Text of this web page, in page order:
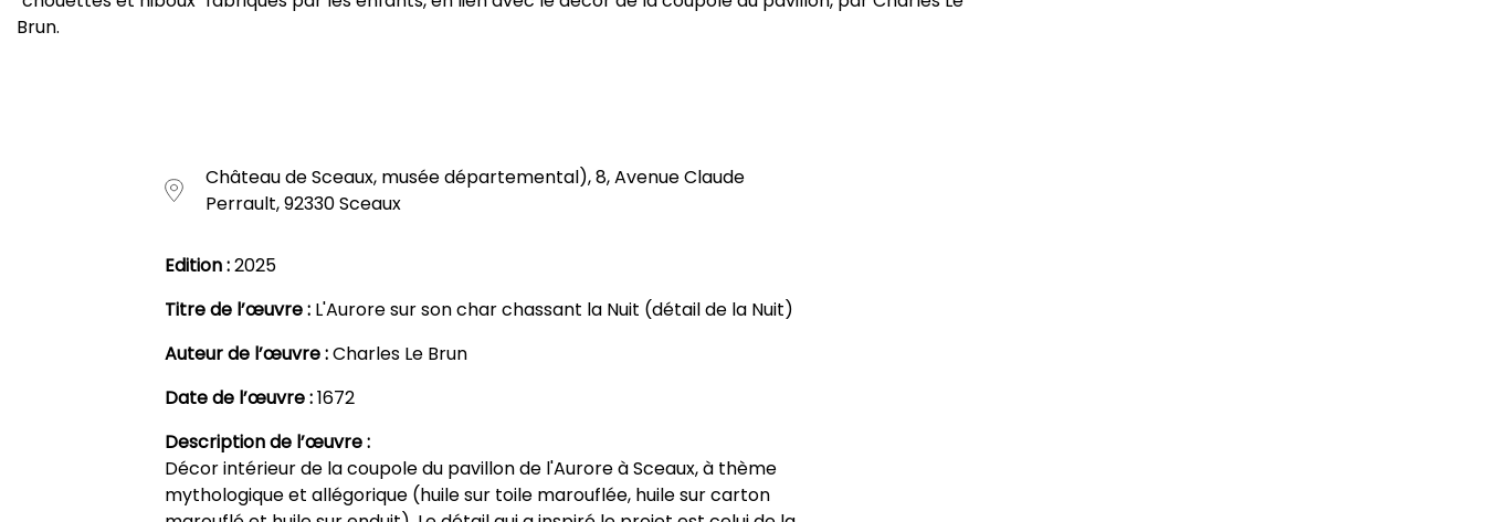
Brun.
Château de Sceaux, musée départemental), 8, Avenue Claude
Perrault, 92330 Sceaux
Edition :2025
Titre de l’œuvre : L'Aurore sur son char chassant la Nuit (détail de la Nuit)
Auteur de l’œuvre :Charles Le Brun
Date de l’œuvre :1672
Description de l’œuvre :
Décor intérieur de la coupole du pavillon de l'Aurore à Sceaux, à thème
mythologique et allégorique (huile sur toile marouflée, huile sur carton